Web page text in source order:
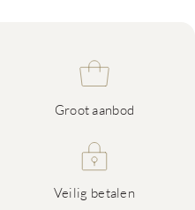
Groot aanbod
Veilig betalen